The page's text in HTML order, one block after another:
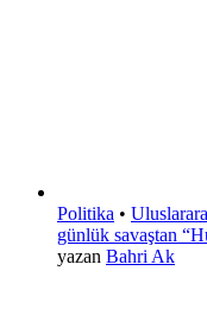
Politika •
günlük savaştan
yazan Bahri Ak